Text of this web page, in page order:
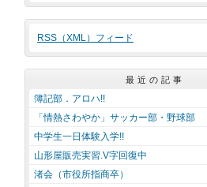
RSS（XML）フィード
最近の記事
簿記部．アロハ!!
「情熱さわやか」サッカー部・野球部
中学生一日体験入学!!
山形屋販売実習.V字回復中
渚会（市役所指商卒）